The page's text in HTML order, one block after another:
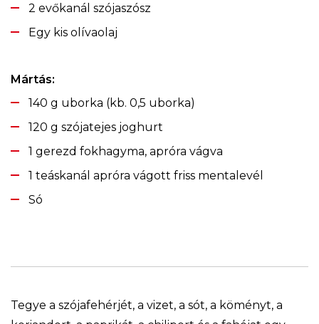
2 evőkanál szójaszósz
Egy kis olívaolaj
Mártás:
140 g uborka (kb. 0,5 uborka)
120 g szójatejes joghurt
1 gerezd fokhagyma, apróra vágva
1 teáskanál apróra vágott friss mentalevél
Só
Tegye a szójafehérjét, a vizet, a sót, a köményt, a